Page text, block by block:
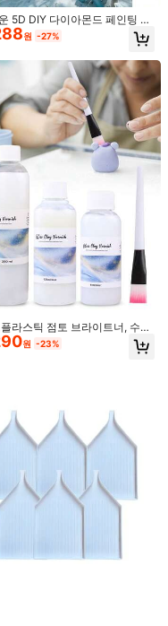
페이지, 60/80페이지의 작품을
수 있음, 다이아몬드 페인팅 액
리 다이아몬드 보관 디스플레이
, 다이아몬드 페인팅 작품 컬렉션
투명 포켓과 공예 용품 보관 포
, 핑크/퍼플/블루 선택 가능
-23%
1,039원 절약
5D DIY 다이아몬드 페인팅 키
변 휴가, 아크릴 다이아몬드 아
자이크 공예, 거실/침실 홈 데코
인팅, 엄마를 위한 선물, 프레
원 -27%
라스틱 점토 브라이트너, 수제
일 소프트 점토 실링 레이어 글
, 강화 및 방층
원 -23%